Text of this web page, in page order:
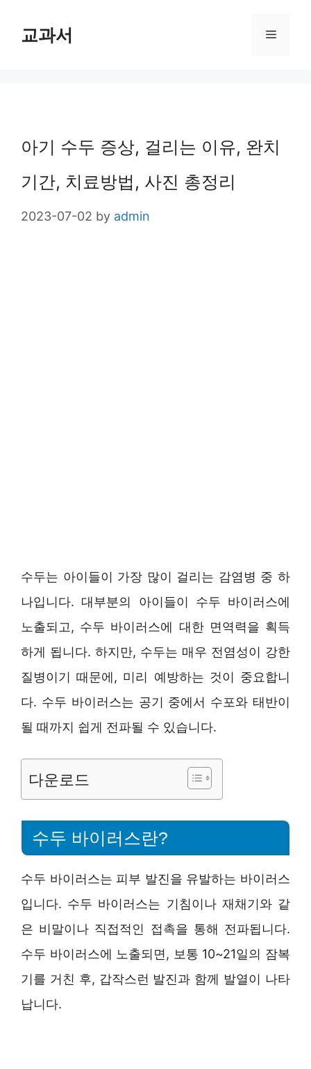
교과서 Menu
아기 수두 증상, 걸리는 이유, 완치
기간, 치료방법, 사진 총정리
2023-07-02 by admin
수두는 아이들이 가장 많이 걸리는 감염병 중 하
나입니다. 대부분의 아이들이 수두 바이러스에
노출되고, 수두 바이러스에 대한 면역력을 획득
하게 됩니다. 하지만, 수두는 매우 전염성이 강한
질병이기 때문에, 미리 예방하는 것이 중요합니
다. 수두 바이러스는 공기 중에서 수포와 태반이
될 때까지 쉽게 전파될 수 있습니다.
다운로드
수두 바이러스란?
수두 바이러스는 피부 발진을 유발하는 바이러스
입니다. 수두 바이러스는 기침이나 재채기와 같
은 비말이나 직접적인 접촉을 통해 전파됩니다.
수두 바이러스에 노출되면, 보통 10~21일의 잠복
기를 거친 후, 갑작스런 발진과 함께 발열이 나타
납니다.